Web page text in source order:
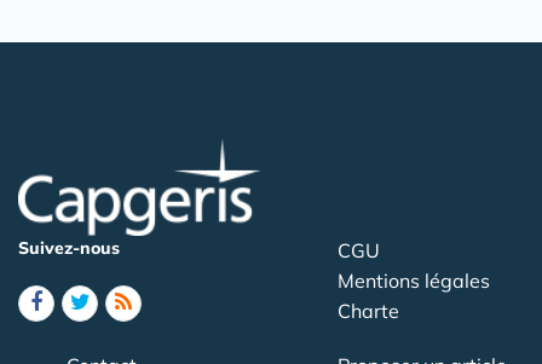
Suivez-nous
CGU
Mentions légales
Charte